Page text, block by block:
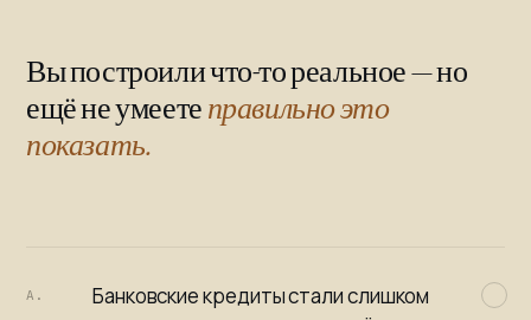
Вы построили что-то реальное — но
ещё не умеетеправильно это
показать.
A.
Банковские кредиты стали слишком